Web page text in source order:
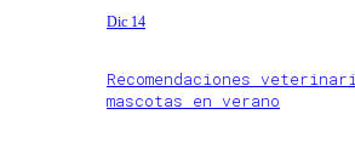
Dic 14
Recomendaciones
mascotas en verano